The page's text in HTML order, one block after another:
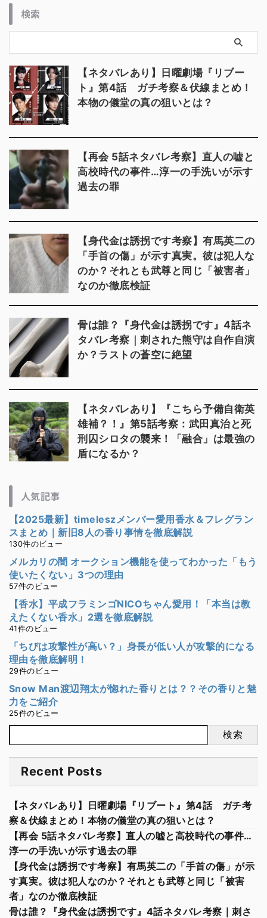
検索
【ネタバレあり】日曜劇場『リブー
ト』第4話 ガチ考察＆伏線まとめ！
本物の儀堂の真の狙いとは？
【再会 5話ネタバレ考察】直人の嘘と
高校時代の事件…淳一の手洗いが示す
過去の罪
【身代金は誘拐です考察】有馬英二の
「手首の傷」が示す真実。彼は犯人な
のか？それとも武尊と同じ「被害者」
なのか徹底検証
骨は誰？『身代金は誘拐です』4話ネ
タバレ考察｜刺された熊守は自作自演
か？ラストの蒼空に絶望
【ネタバレあり】『こちら予備自衛英
雄補？！』第5話考察：武田真治と死
刑囚シロタの襲来！「融合」は最強の
盾になるか？
人気記事
【2025最新】timeleszメンバー愛用香水＆フレグラン
スまとめ｜新旧8人の香り事情を徹底解説
130件のビュー
メルカリの闇 オークション機能を使ってわかった「もう
使いたくない」3つの理由
57件のビュー
【香水】平成フラミンゴNICOちゃん愛用！「本当は教
えたくない香水」2選を徹底解説
41件のビュー
「ちびは攻撃性が高い？」身長が低い人が攻撃的になる
理由を徹底解明！
29件のビュー
Snow Man渡辺翔太が惚れた香りとは？？その香りと魅
力をご紹介
25件のビュー
検索
Recent Posts
【ネタバレあり】日曜劇場『リブート』第4話 ガチ考
察＆伏線まとめ！本物の儀堂の真の狙いとは？
【再会 5話ネタバレ考察】直人の嘘と高校時代の事件…
淳一の手洗いが示す過去の罪
【身代金は誘拐です考察】有馬英二の「手首の傷」が示
す真実。彼は犯人なのか？それとも武尊と同じ「被害
者」なのか徹底検証
骨は誰？『身代金は誘拐です』4話ネタバレ考察｜刺さ